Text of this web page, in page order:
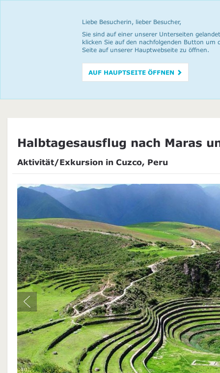
Liebe Besucherin, lieber Besucher,
Sie sind auf einer unserer Unterseiten
klicken Sie auf den nachfolgenden Button um
Seite auf unserer Hauptwebseite zu öffnen.
AUF HAUPTSEITE ÖFFNEN
Halbtagesausflug nach Maras
Aktivität/Exkursion in Cuzco, Peru